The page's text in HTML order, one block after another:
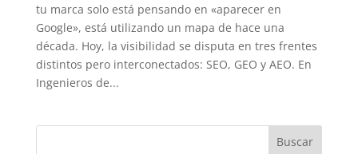
tu marca solo está pensando en «aparecer en
Google», está utilizando un mapa de hace una
década. Hoy, la visibilidad se disputa en tres frentes
distintos pero interconectados: SEO, GEO y AEO. En
Ingenieros de...
Buscar